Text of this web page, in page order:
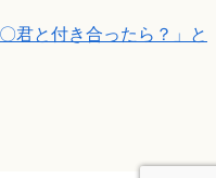
君と付き合ったら？」と